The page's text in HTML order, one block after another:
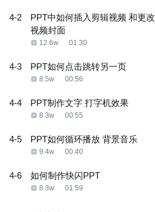
4-2
PPT中如何插入剪辑视频 和更改
视频封面
12.6w 01:30
4-3 PPT如何点击跳转另一页
8.5w 00:56
4-4 PPT制作文字 打字机效果
8.3w 00:55
4-5 PPT如何循环播放 背景音乐
9.4w 00:40
4-6 如何制作快闪PPT
8.3w 01:59